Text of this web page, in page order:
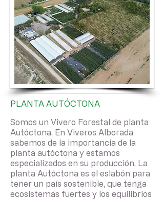
PLANTA AUTÓCTONA
Somos un Vivero Forestal de planta
Autóctona. En Viveros Alborada
sabemos de la importancia de la
planta autóctona y estamos
especializados en su producción. La
planta Autóctona es el eslabón para
tener un país sostenible, que tenga
ecosistemas fuertes y los equilibrios